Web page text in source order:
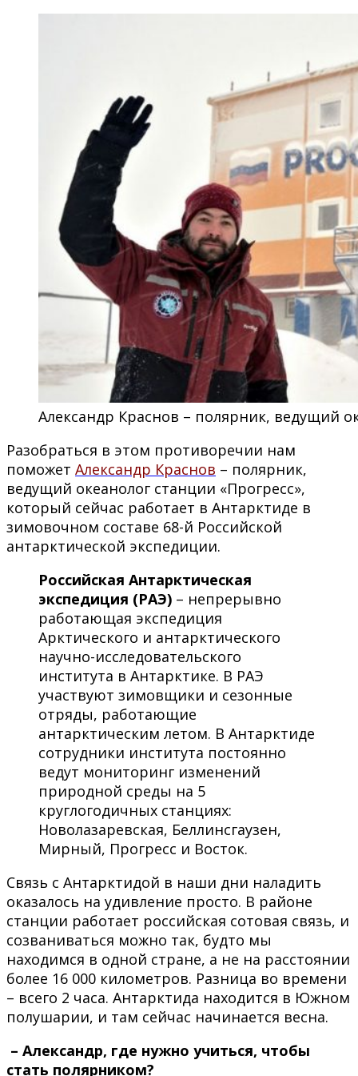
Александр Краснов – полярник, ведущий
Разобраться в этом противоречии нам
поможет Александр Краснов – полярник,
ведущий океанолог станции «Прогресс»,
который сейчас работает в Антарктиде в
зимовочном составе 68-й Российской
антарктической экспедиции.
Российская Антарктическая
экспедиция (РАЭ) – непрерывно
работающая экспедиция
Арктического и антарктического
научно-исследовательского
института в Антарктике. В РАЭ
участвуют зимовщики и сезонные
отряды, работающие
антарктическим летом. В Антарктиде
сотрудники института постоянно
ведут мониторинг изменений
природной среды на 5
круглогодичных станциях:
Новолазаревская, Беллинсгаузен,
Мирный, Прогресс и Восток.
Связь с Антарктидой в наши дни наладить
оказалось на удивление просто. В районе
станции работает российская сотовая связь, и
созваниваться можно так, будто мы
находимся в одной стране, а не на расстоянии
более 16 000 километров. Разница во времени
– всего 2 часа. Антарктида находится в Южном
полушарии, и там сейчас начинается весна.
– Александр, где нужно учиться, чтобы
стать полярником?